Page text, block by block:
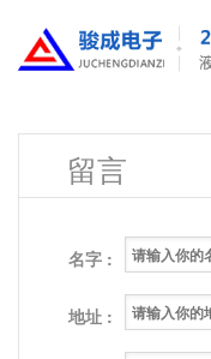
留言
名字 :
地址 :